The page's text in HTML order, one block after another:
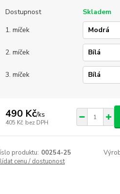
Dostupnost
Skladem
1. míček
2. míček
3. míček
490 Kč/ks
405 Kč bez DPH
produktu: 00254-25
cenu / dostupnost